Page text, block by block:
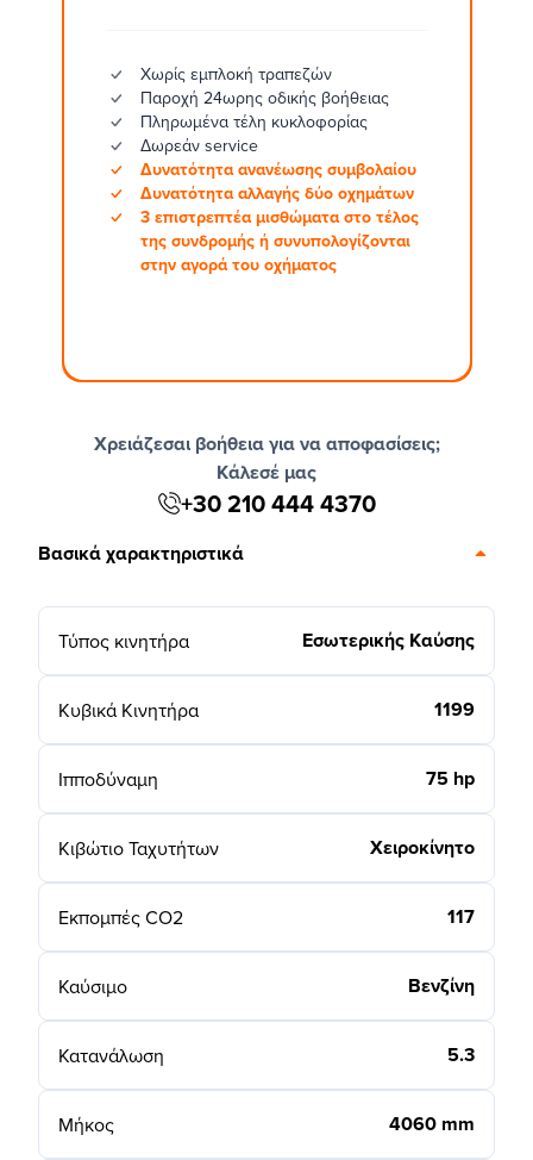
Χωρίς εμπλοκή τραπεζών
Παροχή 24ωρης οδικής βοήθειας
Πληρωμένα τέλη κυκλοφορίας
Δωρεάν service
Δυνατότητα ανανέωσης συμβολαίου
Δυνατότητα αλλαγής δύο οχημάτων
3 επιστρεπτέα μισθώματα στο τέλος
της συνδρομής ή συνυπολογίζονται
στην αγορά του οχήματος
Χρειάζεσαι βοήθεια για να αποφασίσεις;
Κάλεσέ μας
+30 210 444 4370
Βασικά χαρακτηριστικά
Τύπος κινητήρα Εσωτερικής Καύσης
Κυβικά Κινητήρα 1199
Ιπποδύναμη 75 hp
Κιβώτιο Ταχυτήτων Χειροκίνητο
Εκπομπές CO2 117
Καύσιμο Βενζίνη
Κατανάλωση 5.3
Μήκος 4060 mm